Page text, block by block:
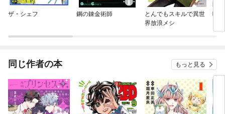
ザ・シェフ 鋼の錬金術師
とんでもスキルで異世
界放浪メシ
喰霊
同じ作者の本 もっと見る